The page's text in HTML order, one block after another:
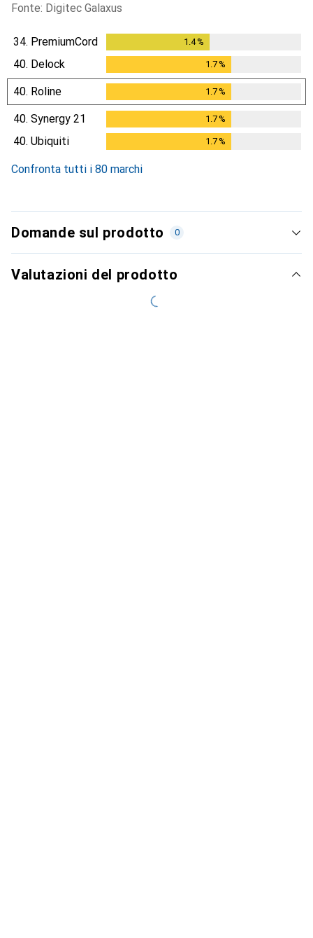
Fonte: Digitec Galaxus
34. PremiumCord 1.4%
40. Delock 1.7%
40. Roline 1.7%
40. Synergy 21 1.7%
40. Ubiquiti 1.7%
Confronta tutti i 80 marchi
Domande sul prodotto 0
Valutazioni del prodotto